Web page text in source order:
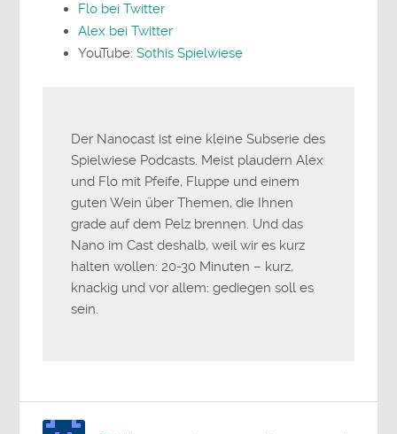
Flo bei Twitter
Alex bei Twitter
YouTube:Sothis Spielwiese
Der Nanocast ist eine kleine Subserie des
Spielwiese Podcasts. Meist plaudern Alex
und Flo mit Pfeife, Fluppe und einem
guten Wein über Themen, die Ihnen
grade auf dem Pelz brennen. Und das
Nano im Cast deshalb, weil wir es kurz
halten wollen: 20-30 Minuten – kurz,
knackig und vor allem: gediegen soll es
sein.